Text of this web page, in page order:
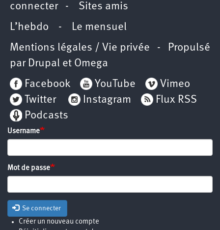
connecter- Sites amis
L’hebdo - Le mensuel
Mentions légales / Vie privée - Propulsé
par Drupal et Omega
Facebook
YouTube
Vimeo
Twitter
Instagram
Flux RSS
Podcasts
Username
Mot de passe
Se connecter
Créer un nouveau compte